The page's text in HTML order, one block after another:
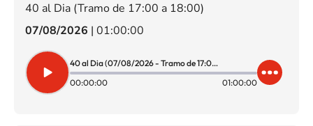
40 al Dia (Tramo de 17:00 a 18:00)
07/08/2026 | 01:00:00
40 al Dia (07/08/2026 - Tramo de 17:00 a 18:00)
00:00:00
01:00:00